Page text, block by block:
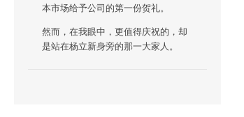
本市场给予公司的第一份贺礼。
然而，在我眼中，更值得庆祝的，却
是站在杨立新身旁的那一大家人。